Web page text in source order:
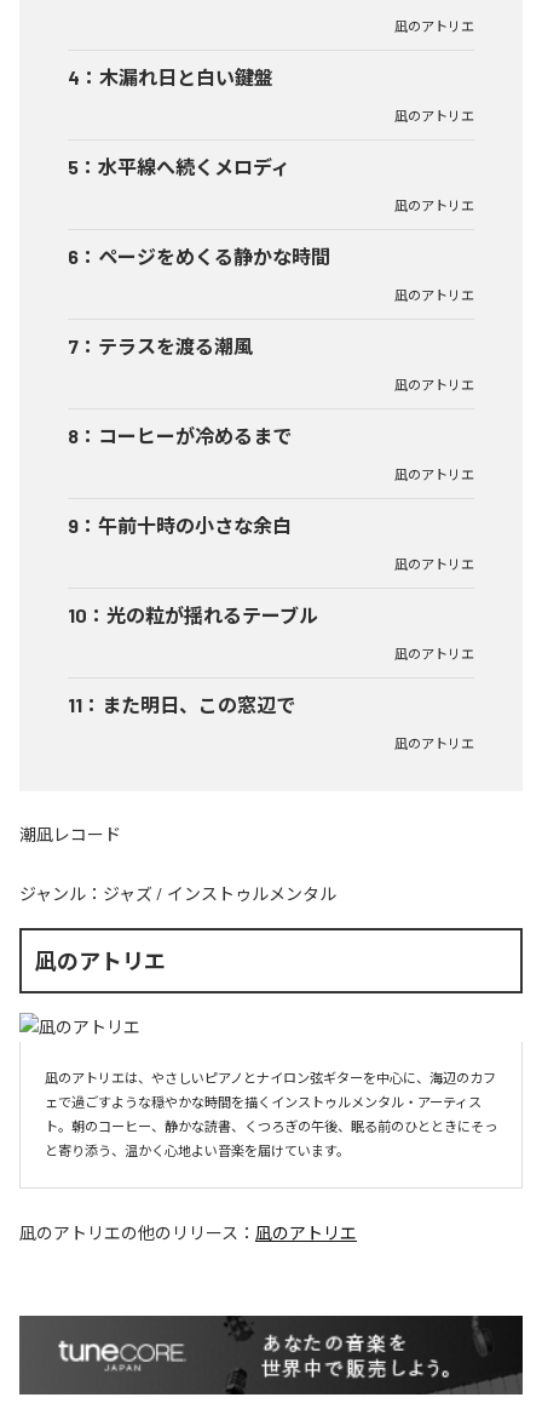
凪のアトリエ
4 ： 木漏れ日と白い鍵盤
凪のアトリエ
5 ： 水平線へ続くメロディ
凪のアトリエ
6 ： ページをめくる静かな時間
凪のアトリエ
7 ： テラスを渡る潮風
凪のアトリエ
8 ： コーヒーが冷めるまで
凪のアトリエ
9 ： 午前十時の小さな余白
凪のアトリエ
10 ： 光の粒が揺れるテーブル
凪のアトリエ
11 ： また明日、この窓辺で
凪のアトリエ
潮凪レコード
ジャンル： ジャズ / インストゥルメンタル
凪のアトリエ
凪のアトリエは、やさしいピアノとナイロン弦ギターを中心に、海辺のカフ
ェで過ごすような穏やかな時間を描くインストゥルメンタル・アーティス
ト。朝のコーヒー、静かな読書、くつろぎの午後、眠る前のひとときにそっ
と寄り添う、温かく心地よい音楽を届けています。
凪のアトリエの他のリリース： 凪のアトリエ